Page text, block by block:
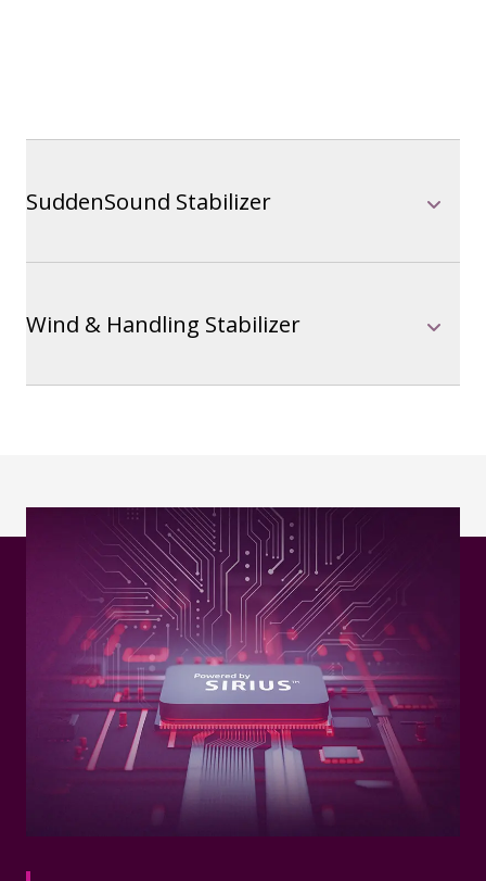
SuddenSound Stabilizer
Wind & Handling Stabilizer